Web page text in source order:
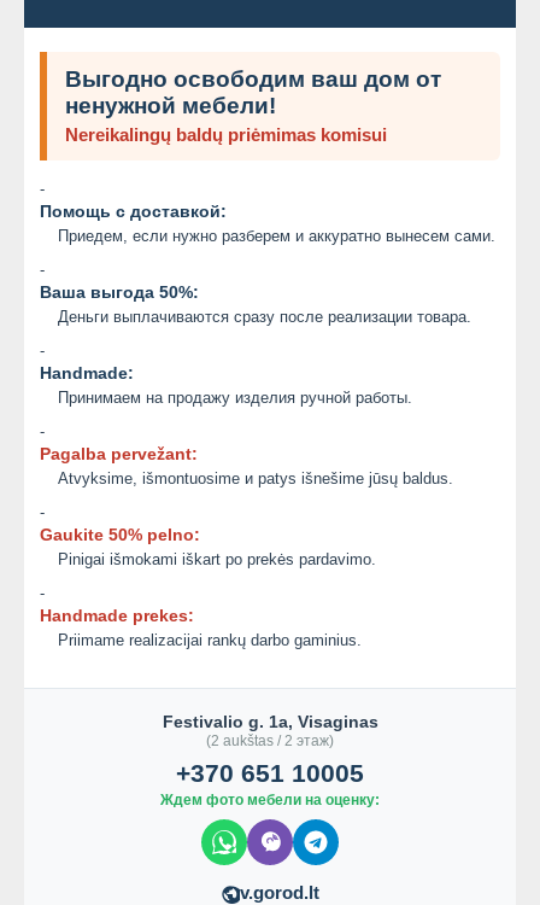
Выгодно освободим ваш дом от
ненужной мебели!
Nereikalingų baldų priėmimas komisui
-
Помощь с доставкой:
Приедем, если нужно разберем и аккуратно вынесем сами.
-
Ваша выгода 50%:
Деньги выплачиваются сразу после реализации товара.
-
Handmade:
Принимаем на продажу изделия ручной работы.
-
Pagalba pervežant:
Atvyksime, išmontuosime и patys išnešime jūsų baldus.
-
Gaukite 50% pelno:
Pinigai išmokami iškart po prekės pardavimo.
-
Handmade prekes:
Priimame realizacijai rankų darbo gaminius.
Festivalio g. 1a, Visaginas
(2 aukštas / 2 этаж)
+370 651 10005
Ждем фото мебели на оценку:
v.gorod.lt